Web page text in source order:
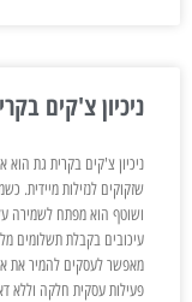
ניכיון צ'קים
ניכיון צ'קים בקרית גת
שזקוקים לנזילות מיידית.
ושוטף הוא מפתח לשמירה
עיכובים בקבלת תשלומים
מאפשר לעסקים להמיר את
פעילות עסקית חלקה וללא